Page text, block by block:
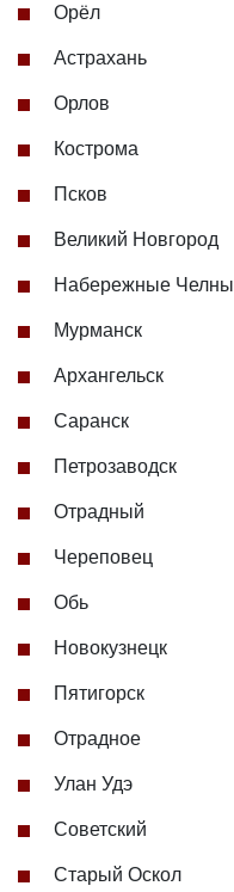
Орёл
Астрахань
Орлов
Кострома
Псков
Великий Новгород
Набережные Челны
Мурманск
Архангельск
Саранск
Петрозаводск
Отрадный
Череповец
Обь
Новокузнецк
Пятигорск
Отрадное
Улан Удэ
Советский
Старый Оскол